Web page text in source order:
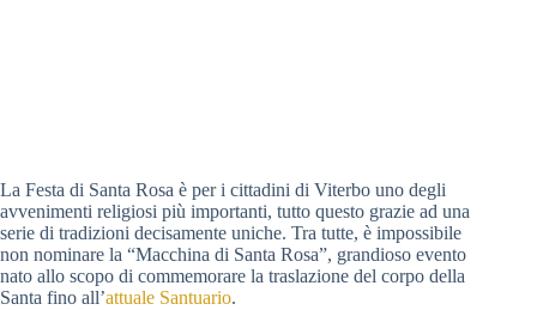
La Festa di Santa Rosa è per i cittadini di Viterbo uno degli
avvenimenti religiosi più importanti, tutto questo grazie ad una
serie di tradizioni decisamente uniche. Tra tutte, è impossibile
non nominare la “Macchina di Santa Rosa”, grandioso evento
nato allo scopo di commemorare la traslazione del corpo della
Santa fino all’attuale Santuario.